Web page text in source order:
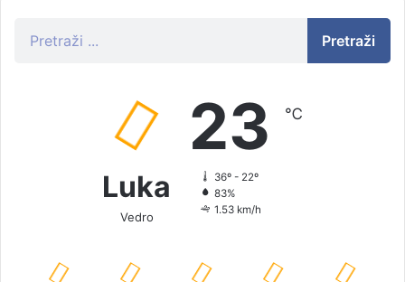
Pretraži
Luka
Vedro
23 ℃
36º - 22º
83%
1.53 km/h